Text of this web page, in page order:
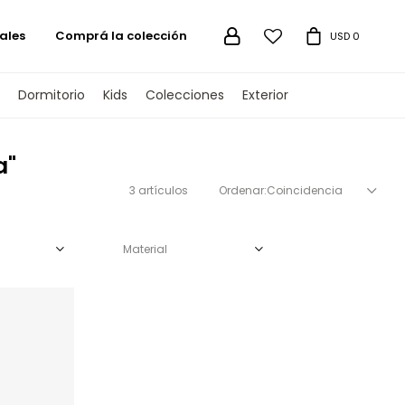
Dormitorio Kids Colecciones Exterior
 USD 0
Comprá la colección
3 artículos Coincidencia
Material